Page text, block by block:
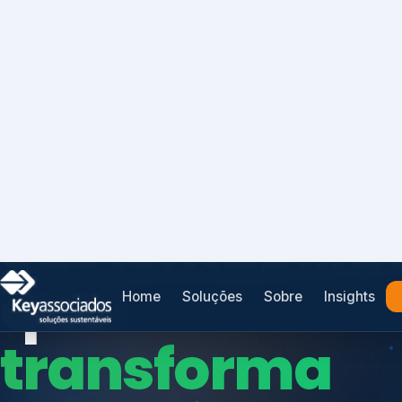
protege seu
negócio.
Consultoria, auditoria e treinamentos em ISO
Índices de Mercado
Mudanças Climáticas
Reputação e Cadeia
Reporte Regulatório